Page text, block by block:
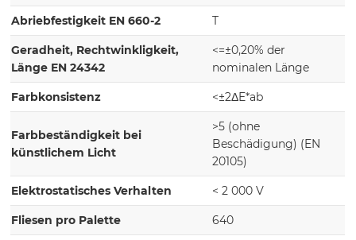
Abriebfestigkeit EN 660-2 T
Geradheit, Rechtwinkligkeit,
Länge EN 24342
<=±0,20% der
nominalen Länge
Farbkonsistenz <±2ΔE*ab
Farbbeständigkeit bei
künstlichem Licht
>5 (ohne
Beschädigung) (EN
20105)
Elektrostatisches Verhalten < 2 000 V
Fliesen pro Palette 640